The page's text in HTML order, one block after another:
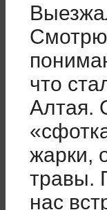
Смотрю
что
Алтая.
жарки,
травы.
нас